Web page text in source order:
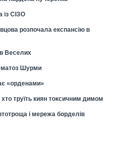
із СІЗО
розпочала експансію в
Веселих
Шурми
«орденами»
труїть киян токсичним димом
і мережа борделів